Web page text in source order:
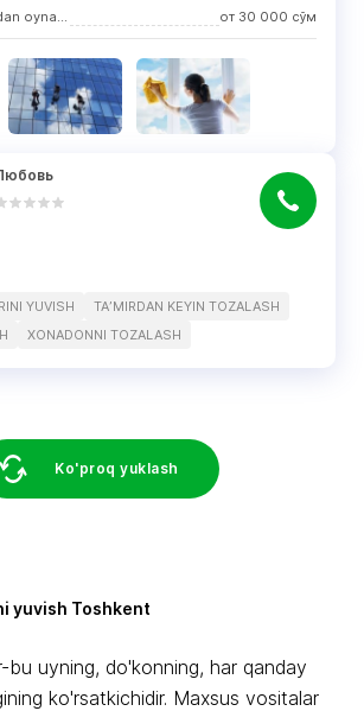
Alpinistlar tomonidan oynalarni tozalash
от 30 000 сўм
YUVISH
TAʼMIRDAN KEYIN TOZALASH
XONADONNI TOZALASH
Ko'proq yuklash
yuvish Toshkent
bu uyning, do'konning, har qanday
ko'rsatkichidir. Maxsus vositalar